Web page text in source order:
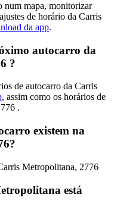
num mapa, monitorizar
de horário da Carris
da app.
autocarro da
?
de autocarro da Carris
, assim como os horários de
.
existem na
Metropolitana, 2776
está